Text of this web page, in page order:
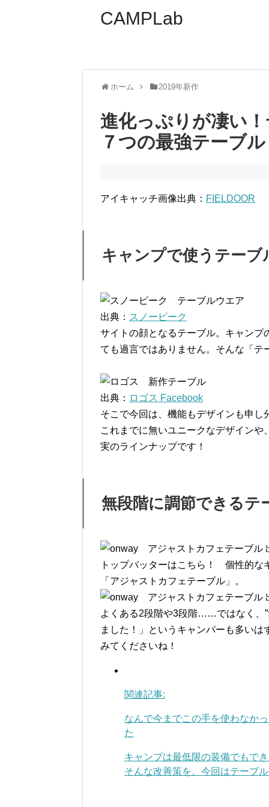
CAMPLab
ホーム 2019年新作
進化っぷりが凄い
７つの最強テーブ
アイキャッチ画像出典： FIELDOOR
キャンプで使うテー
出典： スノーピーク
サイトの顔となるテーブル。キャン
ても過言ではありません。そんな「テ
出典： ロゴス Facebook
そこで今回は、機能もデザインも申
これまでに無いユニークなデザイン
実のラインナップです！
無段階に調節できるテ
トップバッターはこちら！ 個性的な
「アジャストカフェテーブル」。
よくある2段階や3段階……ではなく、
ました！」というキャンパーも多い
みてくださいね！
関連記事:
なんで今までこの手を使わなか
た
キャンプは最低限の装備でもで
そんな改善策を、今回はテーブ